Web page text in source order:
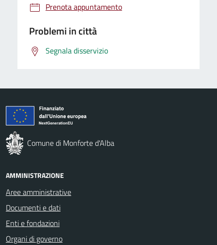
Prenota appuntamento
Problemi in città
Segnala disservizio
Comune di Monforte d'Alba
AMMINISTRAZIONE
Aree amministrative
Documenti e dati
Enti e fondazioni
Organi di governo